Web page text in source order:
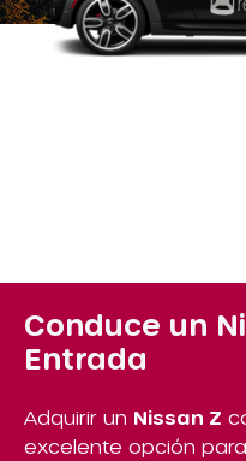
Conduce un
Entrada
Adquirir un Nissan Z
excelente opción